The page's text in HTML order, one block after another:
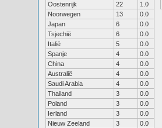
Oostenrijk
22
1.0
Noorwegen
13
0.0
Japan
6
0.0
Tsjechië
6
0.0
Italië
5
0.0
Spanje
4
0.0
China
4
0.0
Australië
4
0.0
Saudi Arabia
4
0.0
Thailand
3
0.0
Poland
3
0.0
Ierland
3
0.0
Nieuw Zeeland
3
0.0